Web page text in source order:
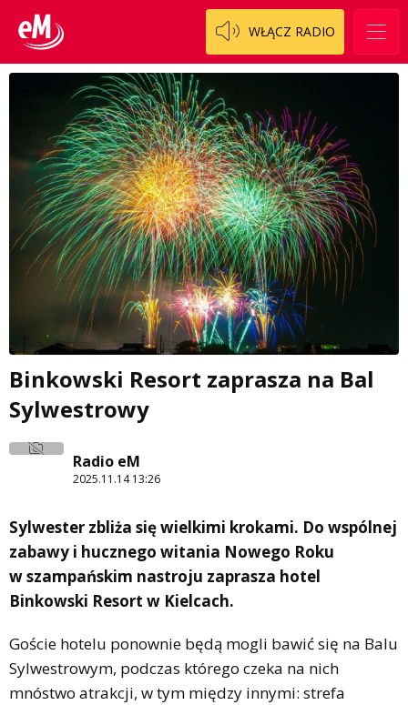
WŁĄCZ RADIO
Binkowski Resort zaprasza na Bal
Sylwestrowy
Radio eM
2025.11.14 13:26
Sylwester zbliża się wielkimi krokami. Do wspólnej
zabawy i hucznego witania Nowego Roku
w szampańskim nastroju zaprasza hotel
Binkowski Resort w Kielcach.
Goście hotelu ponownie będą mogli bawić się na Balu
Sylwestrowym, podczas którego czeka na nich
mnóstwo atrakcji, w tym między innymi: strefa